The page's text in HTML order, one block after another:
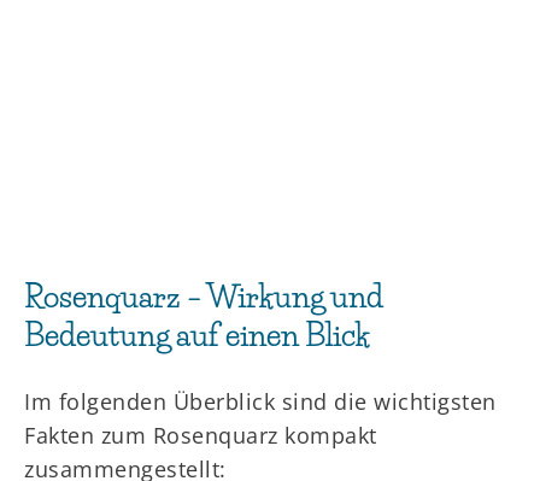
Rosenquarz – Wirkung und
Bedeutung auf einen Blick
Im folgenden Überblick sind die wichtigsten
Fakten zum Rosenquarz kompakt
zusammengestellt: